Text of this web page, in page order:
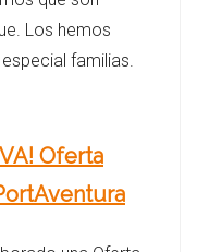
Los hemos
familias.
Oferta